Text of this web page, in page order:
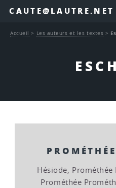
CAUTE@LAUTRE.NET
Accueil > Les auteurs et les textes >
Hésiode,
Prométhée